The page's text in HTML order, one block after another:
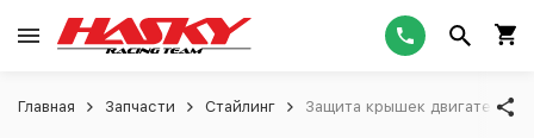
Главная Запчасти Стайлинг Защита крышек двигателя